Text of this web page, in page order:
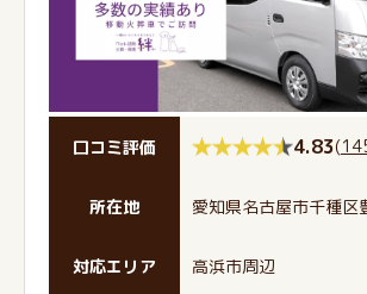
口コミ評価 4.83(
所在地 愛知県名古屋市千種
対応エリア 高浜市周辺